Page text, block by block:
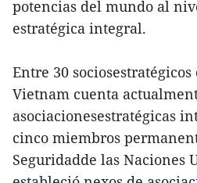
potencias del mundo al
estratégica integral.
Entre 30
Vietnam cuenta
asociacionesestratégicas
cinco miembros
Seguridadde las Naciones